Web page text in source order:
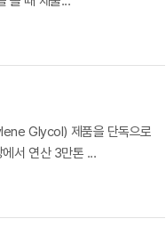
Glycol) 제품을 단독으로
에서 연산 3만톤 ...